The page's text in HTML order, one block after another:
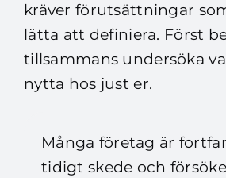
kräver förutsättningar
lätta att definiera. Först
tillsammans undersöka
nytta hos just er.
Många företag är
tidigt skede och